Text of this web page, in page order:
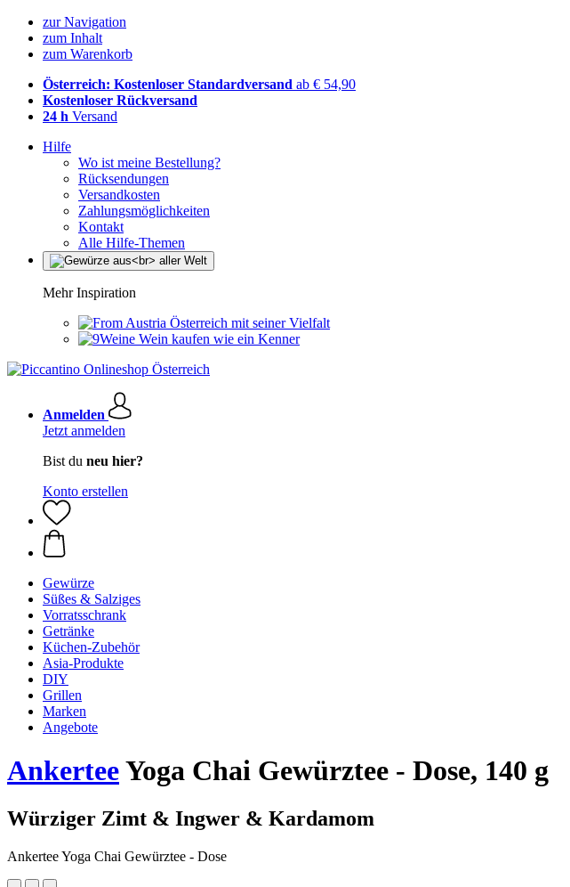
zur Navigation
zum Inhalt
zum Warenkorb
Österreich: Kostenloser Standardversand ab € 54,90
Kostenloser Rückversand
24 h Versand
Hilfe
Wo ist meine Bestellung?
Rücksendungen
Versandkosten
Zahlungsmöglichkeiten
Kontakt
Alle Hilfe-Themen
Mehr Inspiration
Österreich mit seiner Vielfalt
Wein kaufen wie ein Kenner
Anmelden
Jetzt anmelden
Bist du neu hier?
Konto erstellen
Gewürze
Süßes & Salziges
Vorratsschrank
Getränke
Küchen-Zubehör
Asia-Produkte
DIY
Grillen
Marken
Angebote
AnkerteeYoga Chai Gewürztee - Dose, 140 g
Würziger Zimt & Ingwer & Kardamom
Ankertee Yoga Chai Gewürztee - Dose